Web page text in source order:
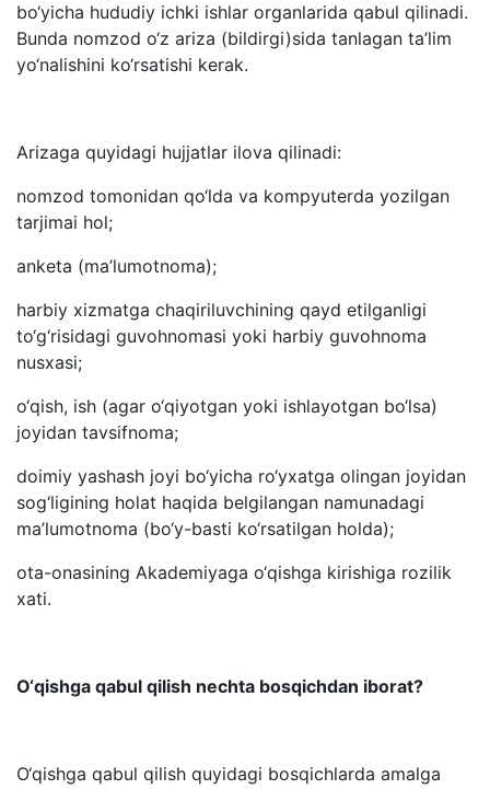
bo‘yicha hududiy ichki ishlar organlarida qabul qilinadi.
Bunda nomzod o‘z ariza (bildirgi)sida tanlagan ta’lim
yo‘nalishini ko‘rsatishi kerak.
Arizaga quyidagi hujjatlar ilova qilinadi:
nomzod tomonidan qo‘lda va kompyuterda yozilgan
tarjimai hol;
anketa (ma’lumotnoma);
harbiy xizmatga chaqiriluvchining qayd etilganligi
to‘g‘risidagi guvohnomasi yoki harbiy guvohnoma
nusxasi;
o‘qish, ish (agar o‘qiyotgan yoki ishlayotgan bo‘lsa)
joyidan tavsifnoma;
doimiy yashash joyi bo‘yicha ro‘yxatga olingan joyidan
sog‘ligining holat haqida belgilangan namunadagi
ma’lumotnoma (bo‘y-basti ko‘rsatilgan holda);
ota-onasining Akademiyaga o‘qishga kirishiga rozilik
xati.
O‘qishga qabul qilish nechta bosqichdan iborat?
O‘qishga qabul qilish quyidagi bosqichlarda amalga